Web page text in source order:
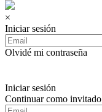
×
Iniciar sesión
Olvidé mi contraseña
Iniciar sesión
Continuar como invitado